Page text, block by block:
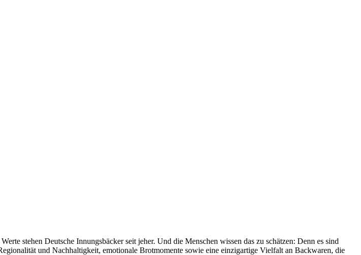
stehen Deutsche Innungsbäcker seit jeher. Und die Menschen wissen das zu schätzen: Denn es sind
und Nachhaltigkeit, emotionale Brotmomente sowie eine einzigartige Vielfalt an Backwaren, die